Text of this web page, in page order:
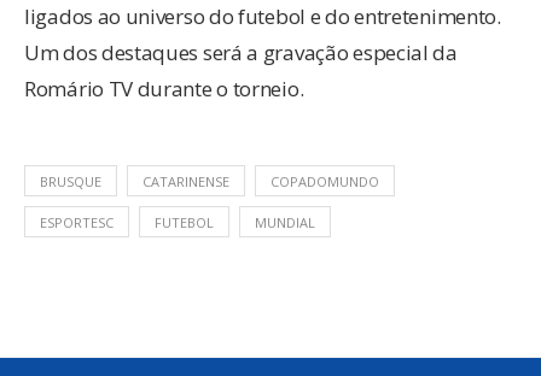
ligados ao universo do futebol e do entretenimento.
Um dos destaques será a gravação especial da
Romário TV durante o torneio.
BRUSQUE CATARINENSE COPADOMUNDO
ESPORTESC FUTEBOL MUNDIAL